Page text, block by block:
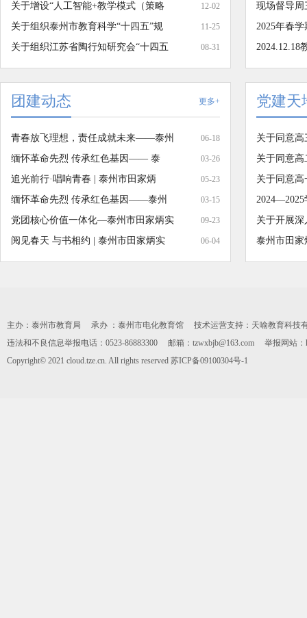
关于增设“人工智能+教学模式（策略 12-02
关于组织泰州市教育科学“十四五”规 11-25
关于组织江苏省陶行知研究会“十四五 08-31
现场督导周
2025年春
2024.12.18
团建动态 更多+
青春放飞理想，责任成就未来——泰州 06-18
缅怀革命先烈 传承红色基因—— 泰 03-26
追光前行·唱响青春 | 泰州市田家炳 05-23
缅怀革命先烈 传承红色基因——泰州 03-15
党团核心价值一体化—泰州市田家炳实 09-23
阅见春天 与书相约 | 泰州市田家炳实 06-04
党建天
关于同意
关于同意
关于同意
2024—2025
关于开展
泰州市田家
主办：泰州市教育局 承办 ：泰州市电化教育馆 技术运营支持：天喻教育科技有
违法和不良信息举报电话：0523-86883300 邮箱：tzwxbjb@163.com 举报网站：
Copyright© 2021 cloud.tze.cn. All rights reserved 苏ICP备09100304号-1